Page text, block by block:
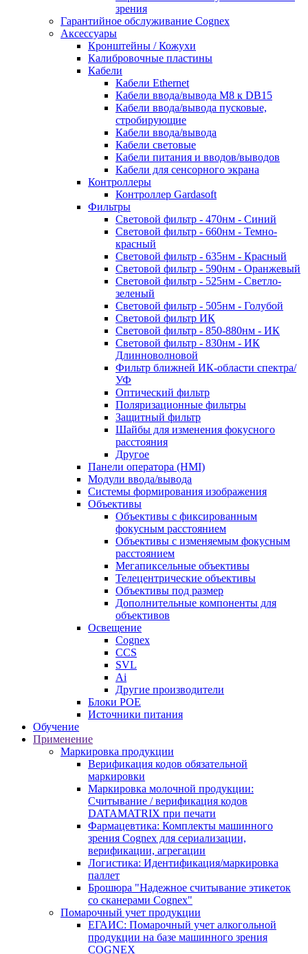
зрения
Гарантийное обслуживание Cognex
Аксессуары
Кронштейны / Кожухи
Калибровочные пластины
Кабели
Кабели Ethernet
Кабели ввода/вывода M8 к DB15
Кабели ввода/вывода пусковые,
стробирующие
Кабели ввода/вывода
Кабели световые
Кабели питания и вводов/выводов
Кабели для сенсорного экрана
Контроллеры
Контроллер Gardasoft
Фильтры
Световой фильтр - 470нм - Синий
Световой фильтр - 660нм - Темно-
красный
Световой фильтр - 635нм - Красный
Световой фильтр - 590нм - Оранжевый
Световой фильтр - 525нм - Светло-
зеленый
Световой фильтр - 505нм - Голубой
Световой фильтр ИК
Световой фильтр - 850-880нм - ИК
Световой фильтр - 830нм - ИК
Длинноволновой
Фильтр ближней ИК-области спектра/
УФ
Оптический фильтр
Поляризационные фильтры
Защитный фильтр
Шайбы для изменения фокусного
расстояния
Другое
Панели оператора (HMI)
Модули ввода/вывода
Системы формирования изображения
Объективы
Объективы с фиксированным
фокусным расстоянием
Объективы с изменяемым фокусным
расстоянием
Мегапиксельные объективы
Телецентрические объективы
Объективы под размер
Дополнительные компоненты для
объективов
Освещение
Cognex
CCS
SVL
Ai
Другие производители
Блоки POE
Источники питания
Обучение
Применение
Маркировка продукции
Верификация кодов обязательной
маркировки
Маркировка молочной продукции:
Считывание / верификация кодов
DATAMATRIX при печати
Фармацевтика: Комплекты машинного
зрения Cognex для сериализации,
верификации, агрегации
Логистика: Идентификация/маркировка
паллет
Брошюра "Надежное считывание этикеток
со сканерами Cognex"
Помарочный учет продукции
ЕГАИС: Помарочный учет алкогольной
продукции на базе машинного зрения
COGNEX